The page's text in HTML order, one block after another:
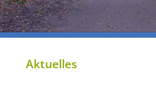
Aktuelles